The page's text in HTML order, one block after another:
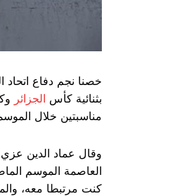
خصنا نجم دفاع اتحاد
بثنائية كأس الجزائر
مناسبتين خلال
وقال عماد الدين
العاصمة الموسم
كنت مرتبطا معه،